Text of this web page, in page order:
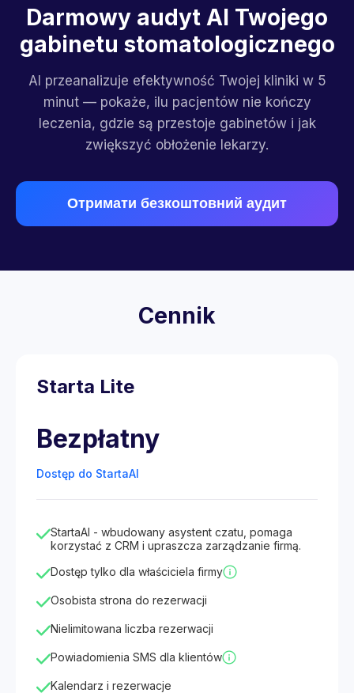
Darmowy audyt AI Twojego
gabinetu stomatologicznego
AI przeanalizuje efektywność Twojej kliniki w 5
minut — pokaże, ilu pacjentów nie kończy
leczenia, gdzie są przestoje gabinetów i jak
zwiększyć obłożenie lekarzy.
Отримати безкоштовний аудит
Cennik
Starta Lite
Bezpłatny
Dostęp do StartaAI
StartaAI - wbudowany asystent czatu, pomaga
korzystać z CRM i upraszcza zarządzanie firmą.
Dostęp tylko dla właściciela firmy
Osobista strona do rezerwacji
Nielimitowana liczba rezerwacji
Powiadomienia SMS dla klientów
Kalendarz i rezerwacje